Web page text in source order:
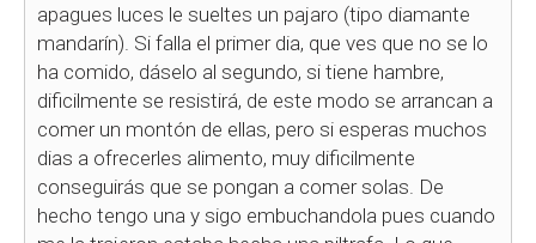
apagues luces le sueltes un pajaro (tipo diamante
mandarín). Si falla el primer dia, que ves que no se lo
ha comido, dáselo al segundo, si tiene hambre,
dificilmente se resistirá, de este modo se arrancan a
comer un montón de ellas, pero si esperas muchos
dias a ofrecerles alimento, muy dificilmente
conseguirás que se pongan a comer solas. De
hecho tengo una y sigo embuchandola pues cuando